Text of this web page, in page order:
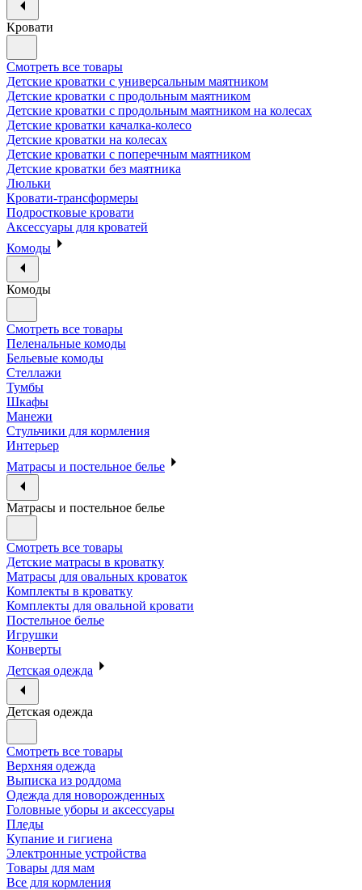
Кровати
Смотреть все товары
Детские кроватки с универсальным маятником
Детские кроватки с продольным маятником
Детские кроватки с продольным маятником на колесах
Детские кроватки качалка-колесо
Детские кроватки на колесах
Детские кроватки с поперечным маятником
Детские кроватки без маятника
Люльки
Кровати-трансформеры
Подростковые кровати
Аксессуары для кроватей
Комоды
Комоды
Смотреть все товары
Пеленальные комоды
Бельевые комоды
Стеллажи
Тумбы
Шкафы
Манежи
Стульчики для кормления
Интерьер
Матрасы и постельное белье
Матрасы и постельное белье
Смотреть все товары
Детские матрасы в кроватку
Матрасы для овальных кроваток
Комплекты в кроватку
Комплекты для овальной кровати
Постельное белье
Игрушки
Конверты
Детская одежда
Детская одежда
Смотреть все товары
Верхняя одежда
Выписка из роддома
Одежда для новорожденных
Головные уборы и аксессуары
Пледы
Купание и гигиена
Электронные устройства
Товары для мам
Все для кормления